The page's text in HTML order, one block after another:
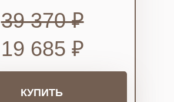
19 685 ₽
КУПИТЬ
39 370 ₽